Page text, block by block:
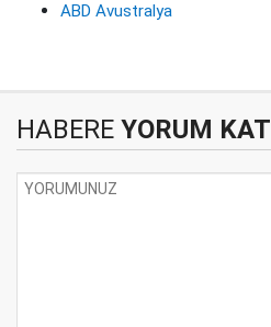
ABD Avustralya
HABERE YORUM KAT